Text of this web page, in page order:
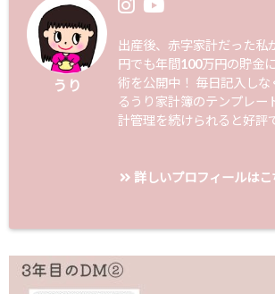
うり
出産後、赤字家計だった私
円でも年間100万円の貯金
術を公開中！ 毎日記入しな
るうり家計簿のテンプレー
計管理を続けられると好評
詳しいプロフィールはこ